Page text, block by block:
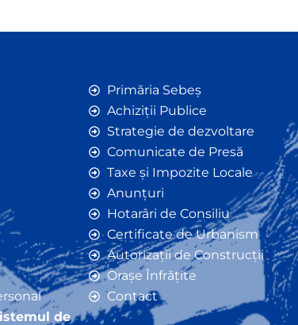
de
Primăria Sebeș
Achiziții Publice
Strategie de dezvoltare
Comunicate de Presă
Taxe și Impozite Locale
Anunțuri
Hotarâri de Consiliu
Certificate de Urbanism
Autorizații de Construcții
Orașe Înfrățite
Contact